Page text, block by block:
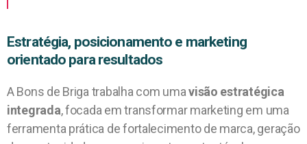
Estratégia, posicionamento e marketing
orientado para resultados
A Bons de Briga trabalha com umavisão estratégica
integrada, focada em transformar marketing em uma
ferramenta prática de fortalecimento de marca, geração